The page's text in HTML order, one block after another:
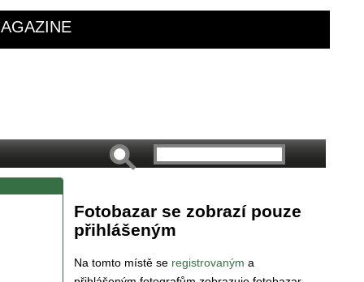
Fotobazar se zobrazí pouze
přihlášeným
Na tomto místě se registrovaným a